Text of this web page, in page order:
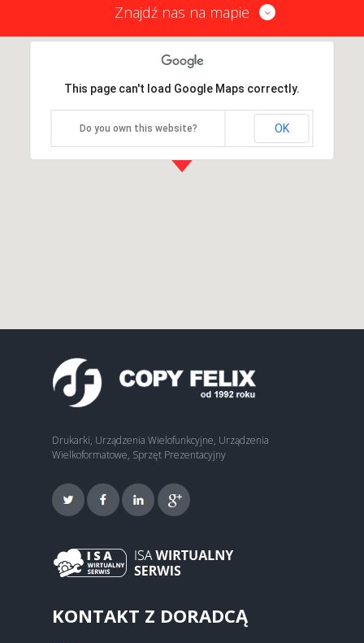
Znajdź nas na mapie
This page can't load Google Maps correctly.
Do you own this website? OK
Drukarki, Urządzenia Wielofunkcyjne, Urządzenia
Wielkoformatowe, Sprzęt Prezentacyjny
KONTAKT Z DORADCĄ